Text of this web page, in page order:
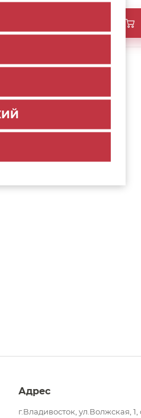
Адрес
г.Владивосток, ул.Волжская, 1,